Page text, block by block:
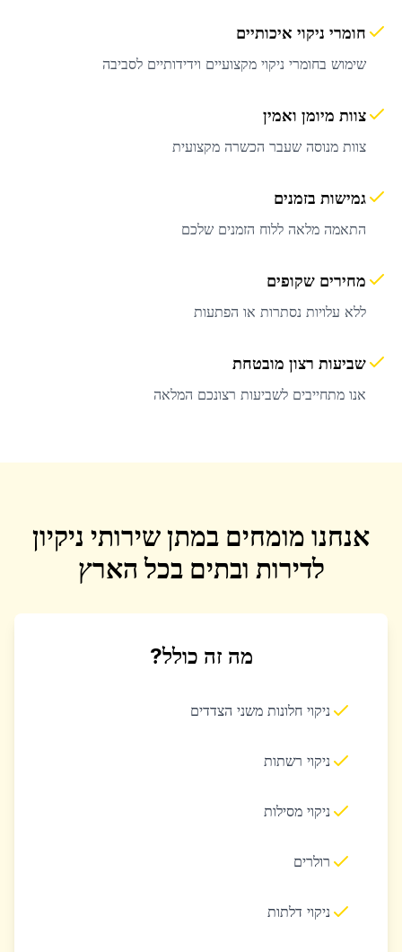
חומרי ניקוי איכותיים
שימוש בחומרי ניקוי מקצועיים וידידותיים לסביבה
צוות מיומן ואמין
צוות מנוסה שעבר הכשרה מקצועית
גמישות בזמנים
התאמה מלאה ללוח הזמנים שלכם
מחירים שקופים
ללא עלויות נסתרות או הפתעות
שביעות רצון מובטחת
אנו מתחייבים לשביעות רצונכם המלאה
אנחנו מומחים במתן שירותי ניקיון
לדירות ובתים בכל הארץ
מה זה כולל?
ניקוי חלונות משני הצדדים
ניקוי רשתות
ניקוי מסילות
רולרים
ניקוי דלתות